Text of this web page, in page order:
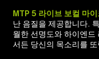
MTP 5 라이브 보컬 마
난 음질을 제공합니다.
월한 선명도와 하이엔
서든 당신의 목소리를